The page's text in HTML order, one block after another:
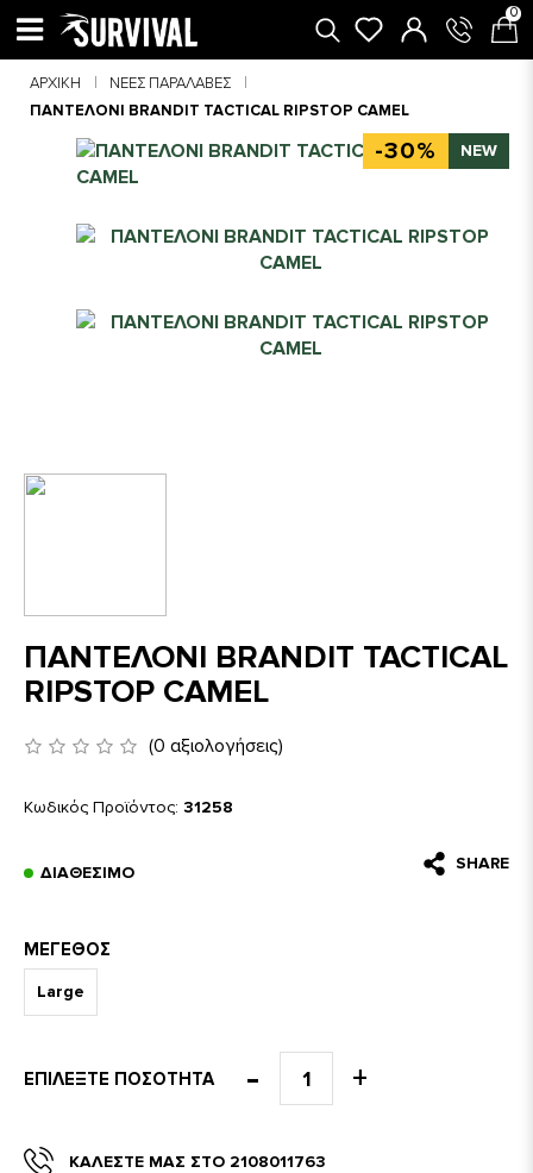
0
ΑΡΧΙΚΉ
ΝΈΕΣ ΠΑΡΑΛΑΒΈΣ
ΠΑΝΤΕΛΟΝΙ BRANDIT TACTICAL RIPSTOP CAMEL
-30% NEW
ΠΑΝΤΕΛΟΝΙ BRANDIT TACTICAL
RIPSTOP CAMEL
(0 αξιολογήσεις)
Κωδικός Προϊόντος: 31258
ΔΙΑΘΈΣΙΜΟ SHARE
ΜΈΓΕΘΟΣ
Large
ΕΠΙΛΈΞΤΕ ΠΟΣΌΤΗΤΑ
ΚΑΛΈΣΤΕ ΜΑΣ ΣΤΟ 2108011763